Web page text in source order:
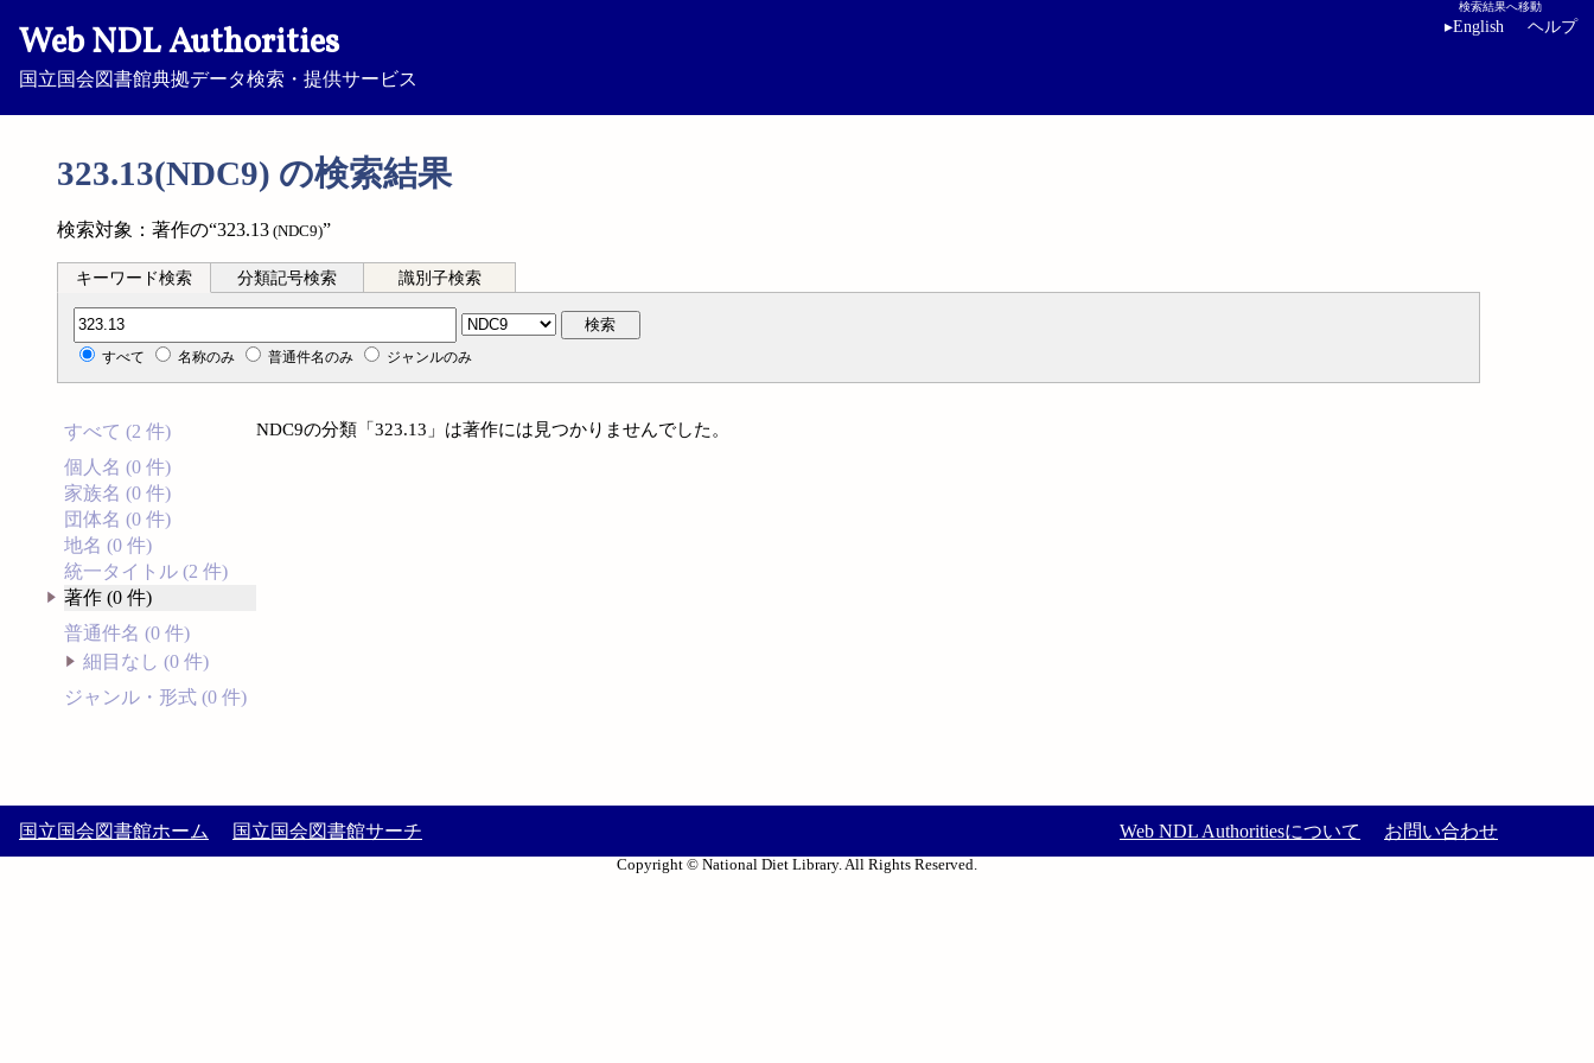
Web NDL Authorities
国立国会図書館典拠データ検索・提供サービス
検索結果へ移動
▸English ヘルプ
323.13(NDC9) の検索結果
検索対象：著作の“323.13 (NDC9)”
キーワード検索 分類記号検索 識別子検索
分類記号検索 検索
すべて 名称のみ 普通件名のみ ジャンルのみ
すべて (2 件)
個人名 (0 件)
家族名 (0 件)
団体名 (0 件)
地名 (0 件)
統一タイトル (2 件)
著作 (0 件)
普通件名 (0 件)
細目なし (0 件)
ジャンル・形式 (0 件)
NDC9の分類「323.13」は著作には見つかりませんでした。
国立国会図書館ホーム 国立国会図書館サーチ Web NDL Authoritiesについて お問い合わせ
Copyright © National Diet Library. All Rights Reserved.